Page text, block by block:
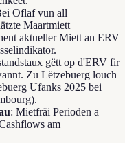
Oflaf vun all
Maartmiett
aktueller Miett an ERV
gëtt op d'ERV fir
Zu Lëtzebuerg louch
Ufanks 2025 bei
: Mietfräi Perioden a
am